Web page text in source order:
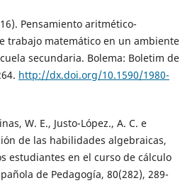
Pensamiento aritmético-
trabajo matemático en un ambiente
secundaria. Bolema: Boletim de
http://dx.doi.org/10.1590/1980-
W. E., Justo-López., A. C. e
de las habilidades algebraicas,
estudiantes en el curso de cálculo
de Pedagogía, 80(282), 289-